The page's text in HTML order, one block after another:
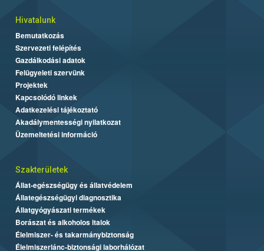
Hivatalunk
Bemutatkozás
Szervezeti felépítés
Gazdálkodási adatok
Felügyeleti szervünk
Projektek
Kapcsolódó linkek
Adatkezelési tájékoztató
Akadálymentességi nyilatkozat
Üzemeltetési információ
Szakterületek
Állat-egészségügy és állatvédelem
Állategészségügyi diagnosztika
Állatgyógyászati termékek
Borászat és alkoholos italok
Élelmiszer- és takarmánybiztonság
Élelmiszerlánc-biztonsági laborhálózat